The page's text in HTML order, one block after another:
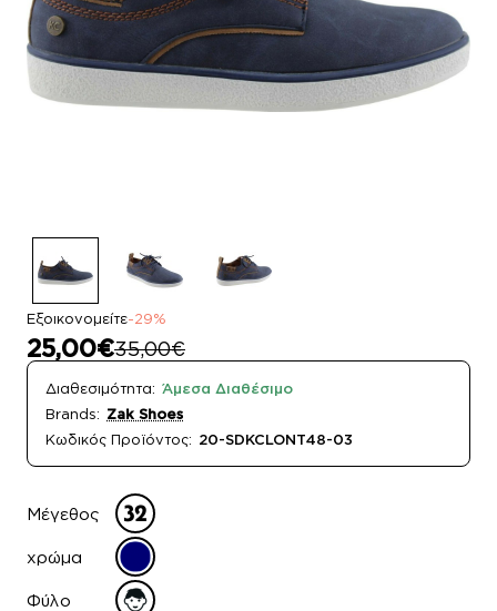
Εξοικονομείτε-29%
25,00€35,00€
Διαθεσιμότητα: Άμεσα Διαθέσιμο
Brands: Zak Shoes
Κωδικός Προϊόντος: 20-SDKCLONT48-03
Μέγεθος
χρώμα
Φύλο